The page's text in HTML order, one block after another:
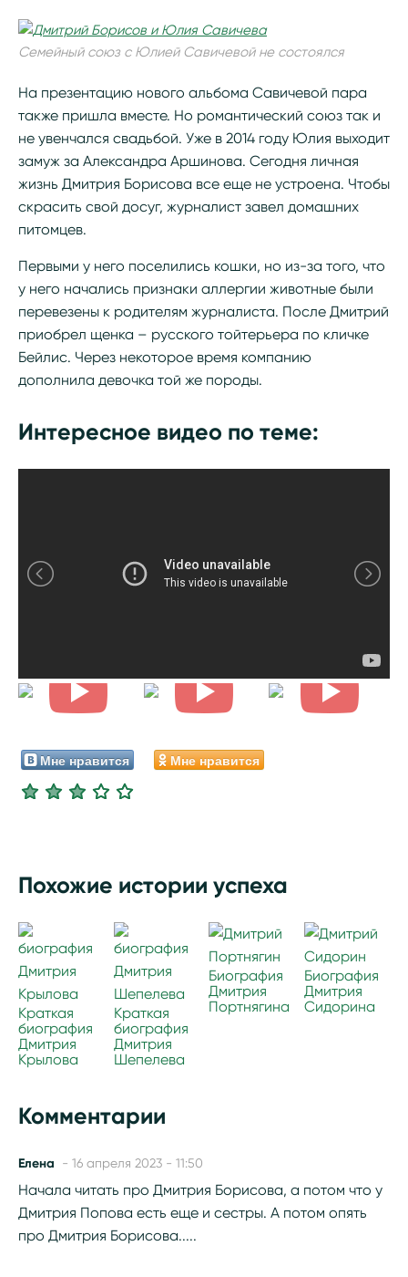
Семейный союз с Юлией Савичевой не состоялся
На презентацию нового альбома Савичевой пара
также пришла вместе. Но романтический союз так и
не увенчался свадьбой. Уже в 2014 году Юлия выходит
замуж за Александра Аршинова. Сегодня личная
жизнь Дмитрия Борисова все еще не устроена. Чтобы
скрасить свой досуг, журналист завел домашних
питомцев.
Первыми у него поселились кошки, но из-за того, что
у него начались признаки аллергии животные были
перевезены к родителям журналиста. После Дмитрий
приобрел щенка – русского тойтерьера по кличке
Бейлис. Через некоторое время компанию
дополнила девочка той же породы.
Интересное видео по теме:
Мне нравится Мне нравится
Похожие истории успеха
Краткая
биография
Дмитрия
Крылова
Краткая
биография
Дмитрия
Шепелева
Биография
Дмитрия
Портнягина
Биография
Дмитрия
Сидорина
Комментарии
Елена - 16 апреля 2023 - 11:50
Начала читать про Дмитрия Борисова, а потом что у
Дмитрия Попова есть еще и сестры. А потом опять
про Дмитрия Борисова.....